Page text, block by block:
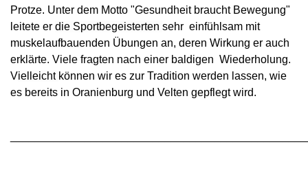
Protze. Unter dem Motto "Gesundheit braucht Bewegung"
leitete er die Sportbegeisterten sehr einfühlsam mit
muskelaufbauenden Übungen an, deren Wirkung er auch
erklärte. Viele fragten nach einer baldigen Wiederholung.
Vielleicht können wir es zur Tradition werden lassen, wie
es bereits in Oranienburg und Velten gepflegt wird.